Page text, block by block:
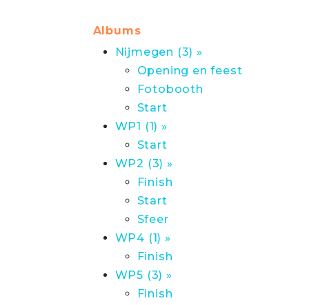
Albums
Nijmegen (3) »
Opening en feest
Fotobooth
Start
WP1 (1) »
Start
WP2 (3) »
Finish
Start
Sfeer
WP4 (1) »
Finish
WP5 (3) »
Finish